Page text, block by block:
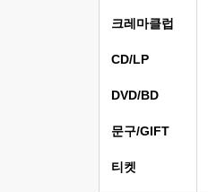
크레마클럽
CD/LP
DVD/BD
문구/GIFT
티켓